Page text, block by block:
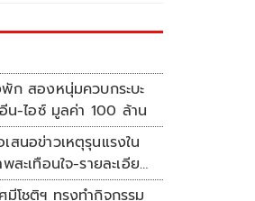
ก สองหนุ่มควบกระบะ
อีน-ไอซ์ มูลค่า 100 ล้าน
สนอข่าวเหตุรุนแรงใน
สะเทือนใจ-รายละเอียด
มีโชติฯ ทรงทำกิจกรรม